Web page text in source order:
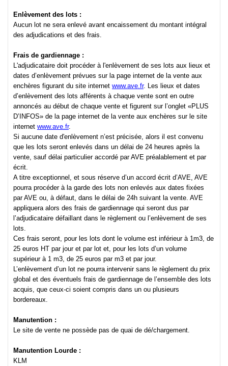
Enlèvement des lots :
Aucun lot ne sera enlevé avant encaissement du montant intégral
des adjudications et des frais.
Frais de gardiennage :
L'adjudicataire doit procéder à l'enlèvement de ses lots aux lieux et
dates d’enlèvement prévues sur la page internet de la vente aux
enchères figurant du site internet www.ave.fr. Les lieux et dates
d’enlèvement des lots afférents à chaque vente sont en outre
annoncés au début de chaque vente et figurent sur l’onglet «PLUS
D’INFOS» de la page internet de la vente aux enchères sur le site
internet www.ave.fr.
Si aucune date d'enlèvement n’est précisée, alors il est convenu
que les lots seront enlevés dans un délai de 24 heures après la
vente, sauf délai particulier accordé par AVE préalablement et par
écrit.
A titre exceptionnel, et sous réserve d’un accord écrit d’AVE, AVE
pourra procéder à la garde des lots non enlevés aux dates fixées
par AVE ou, à défaut, dans le délai de 24h suivant la vente. AVE
appliquera alors des frais de gardiennage qui seront dus par
l’adjudicataire défaillant dans le règlement ou l’enlèvement de ses
lots.
Ces frais seront, pour les lots dont le volume est inférieur à 1m3, de
25 euros HT par jour et par lot et, pour les lots d’un volume
supérieur à 1 m3, de 25 euros par m3 et par jour.
L’enlèvement d’un lot ne pourra intervenir sans le règlement du prix
global et des éventuels frais de gardiennage de l’ensemble des lots
acquis, que ceux-ci soient compris dans un ou plusieurs
bordereaux.
Manutention :
Le site de vente ne possède pas de quai de dé/chargement.
Manutention Lourde :
KLM